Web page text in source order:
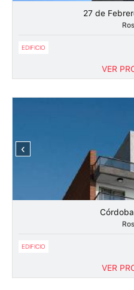
27 de
EDIFICIO
VER
‹
EDIFICIO
VER